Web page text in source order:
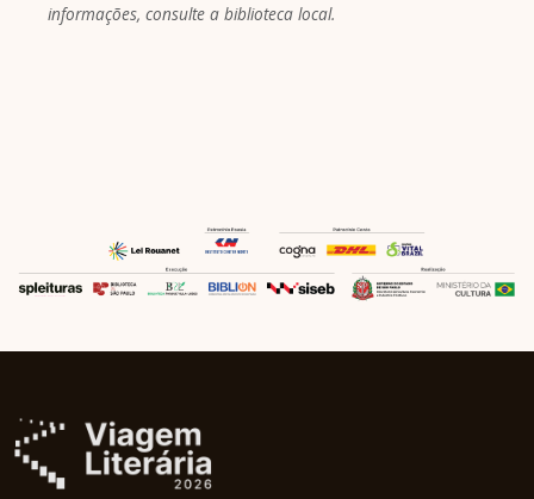
informações, consulte a biblioteca local.